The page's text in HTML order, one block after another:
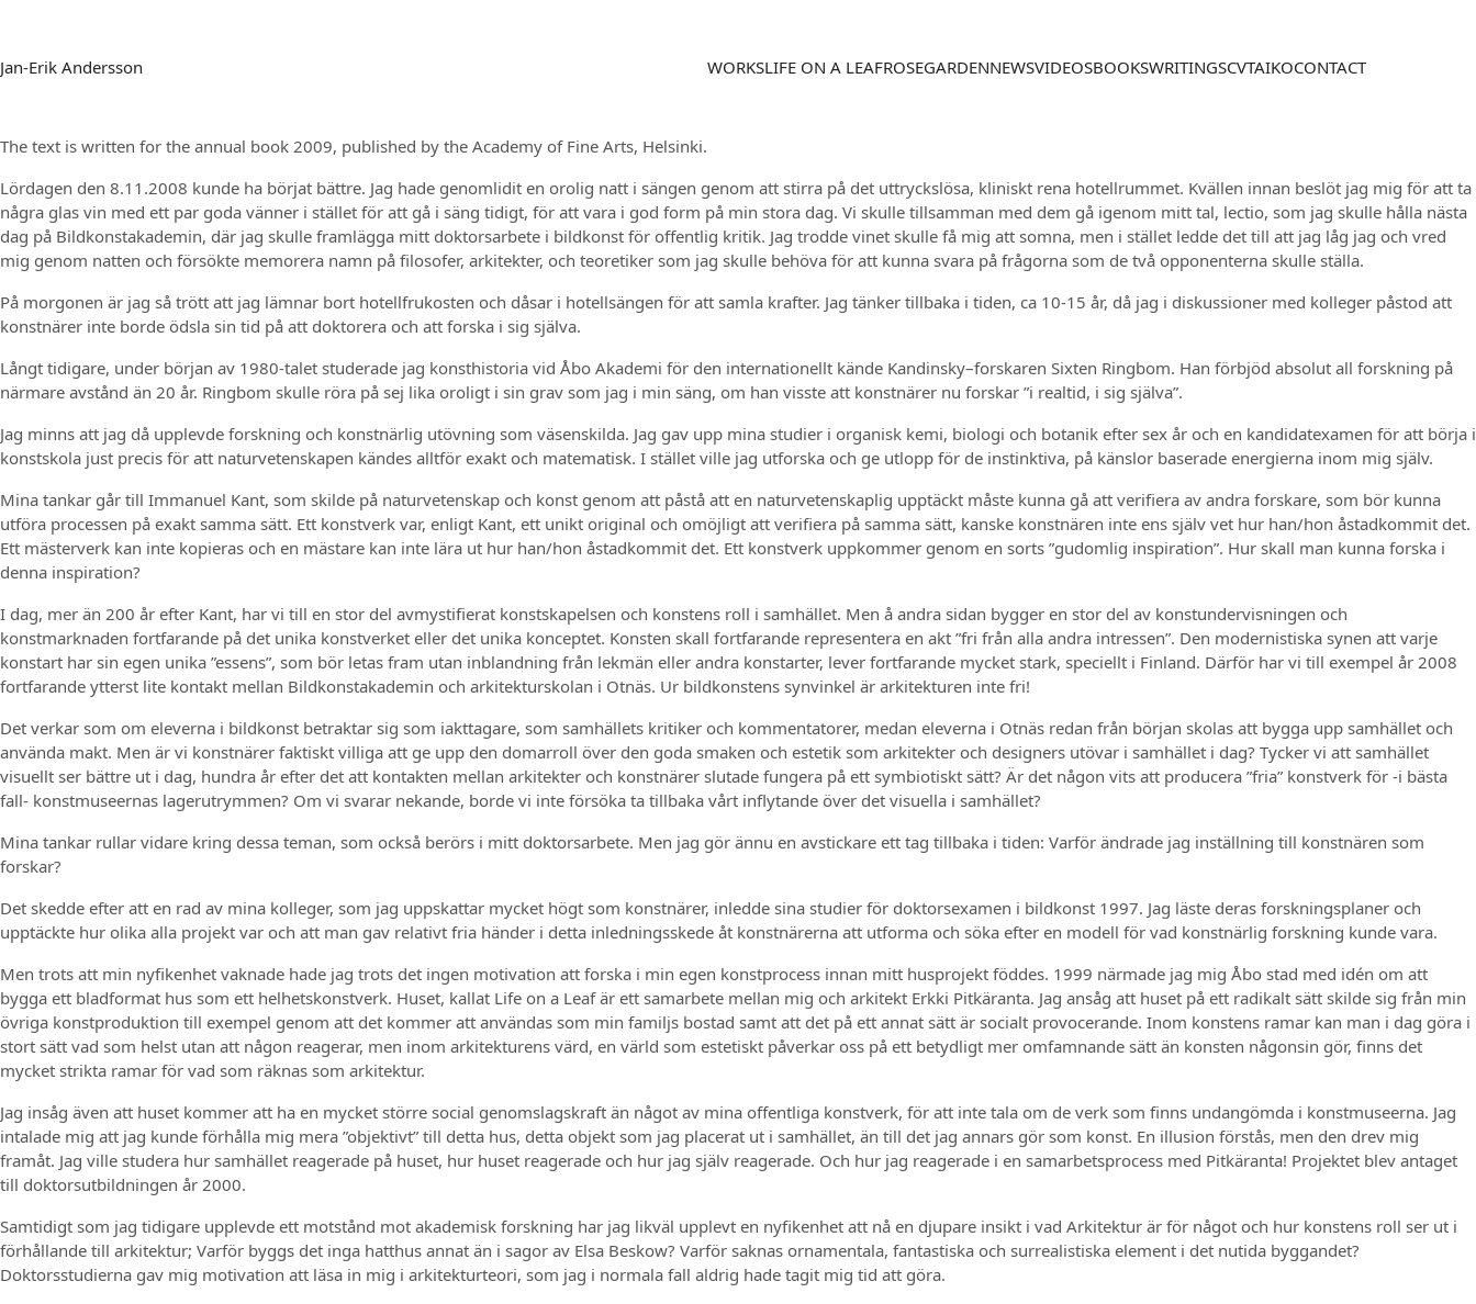
Jan-Erik Andersson WORKSLIFE ON A LEAFROSEGARDENNEWSVIDEOSBOOKSWRITINGSCVTAIKOCONTACT
The text is written for the annual book 2009, published by the Academy of Fine Arts, Helsinki.
Lördagen den 8.11.2008 kunde ha börjat bättre. Jag hade genomlidit en orolig natt i sängen genom att stirra på det uttryckslösa, kliniskt rena hotellrummet. Kvällen innan beslöt jag mig för att ta
några glas vin med ett par goda vänner i stället för att gå i säng tidigt, för att vara i god form på min stora dag. Vi skulle tillsamman med dem gå igenom mitt tal, lectio, som jag skulle hålla nästa
dag på Bildkonstakademin, där jag skulle framlägga mitt doktorsarbete i bildkonst för offentlig kritik. Jag trodde vinet skulle få mig att somna, men i stället ledde det till att jag låg jag och vred
mig genom natten och försökte memorera namn på filosofer, arkitekter, och teoretiker som jag skulle behöva för att kunna svara på frågorna som de två opponenterna skulle ställa.
På morgonen är jag så trött att jag lämnar bort hotellfrukosten och dåsar i hotellsängen för att samla krafter. Jag tänker tillbaka i tiden, ca 10-15 år, då jag i diskussioner med kolleger påstod att
konstnärer inte borde ödsla sin tid på att doktorera och att forska i sig själva.
Långt tidigare, under början av 1980-talet studerade jag konsthistoria vid Åbo Akademi för den internationellt kände Kandinsky–forskaren Sixten Ringbom. Han förbjöd absolut all forskning på
närmare avstånd än 20 år. Ringbom skulle röra på sej lika oroligt i sin grav som jag i min säng, om han visste att konstnärer nu forskar ”i realtid, i sig själva”.
Jag minns att jag då upplevde forskning och konstnärlig utövning som väsenskilda. Jag gav upp mina studier i organisk kemi, biologi och botanik efter sex år och en kandidatexamen för att börja i
konstskola just precis för att naturvetenskapen kändes alltför exakt och matematisk. I stället ville jag utforska och ge utlopp för de instinktiva, på känslor baserade energierna inom mig själv.
Mina tankar går till Immanuel Kant, som skilde på naturvetenskap och konst genom att påstå att en naturvetenskaplig upptäckt måste kunna gå att verifiera av andra forskare, som bör kunna
utföra processen på exakt samma sätt. Ett konstverk var, enligt Kant, ett unikt original och omöjligt att verifiera på samma sätt, kanske konstnären inte ens själv vet hur han/hon åstadkommit det.
Ett mästerverk kan inte kopieras och en mästare kan inte lära ut hur han/hon åstadkommit det. Ett konstverk uppkommer genom en sorts ”gudomlig inspiration”. Hur skall man kunna forska i
denna inspiration?
I dag, mer än 200 år efter Kant, har vi till en stor del avmystifierat konstskapelsen och konstens roll i samhället. Men å andra sidan bygger en stor del av konstundervisningen och
konstmarknaden fortfarande på det unika konstverket eller det unika konceptet. Konsten skall fortfarande representera en akt ”fri från alla andra intressen”. Den modernistiska synen att varje
konstart har sin egen unika ”essens”, som bör letas fram utan inblandning från lekmän eller andra konstarter, lever fortfarande mycket stark, speciellt i Finland. Därför har vi till exempel år 2008
fortfarande ytterst lite kontakt mellan Bildkonstakademin och arkitekturskolan i Otnäs. Ur bildkonstens synvinkel är arkitekturen inte fri!
Det verkar som om eleverna i bildkonst betraktar sig som iakttagare, som samhällets kritiker och kommentatorer, medan eleverna i Otnäs redan från början skolas att bygga upp samhället och
använda makt. Men är vi konstnärer faktiskt villiga att ge upp den domarroll över den goda smaken och estetik som arkitekter och designers utövar i samhället i dag? Tycker vi att samhället
visuellt ser bättre ut i dag, hundra år efter det att kontakten mellan arkitekter och konstnärer slutade fungera på ett symbiotiskt sätt? Är det någon vits att producera ”fria” konstverk för -i bästa
fall- konstmuseernas lagerutrymmen? Om vi svarar nekande, borde vi inte försöka ta tillbaka vårt inflytande över det visuella i samhället?
Mina tankar rullar vidare kring dessa teman, som också berörs i mitt doktorsarbete. Men jag gör ännu en avstickare ett tag tillbaka i tiden: Varför ändrade jag inställning till konstnären som
forskar?
Det skedde efter att en rad av mina kolleger, som jag uppskattar mycket högt som konstnärer, inledde sina studier för doktorsexamen i bildkonst 1997. Jag läste deras forskningsplaner och
upptäckte hur olika alla projekt var och att man gav relativt fria händer i detta inledningsskede åt konstnärerna att utforma och söka efter en modell för vad konstnärlig forskning kunde vara.
Men trots att min nyfikenhet vaknade hade jag trots det ingen motivation att forska i min egen konstprocess innan mitt husprojekt föddes. 1999 närmade jag mig Åbo stad med idén om att
bygga ett bladformat hus som ett helhetskonstverk. Huset, kallat Life on a Leaf är ett samarbete mellan mig och arkitekt Erkki Pitkäranta. Jag ansåg att huset på ett radikalt sätt skilde sig från min
övriga konstproduktion till exempel genom att det kommer att användas som min familjs bostad samt att det på ett annat sätt är socialt provocerande. Inom konstens ramar kan man i dag göra i
stort sätt vad som helst utan att någon reagerar, men inom arkitekturens värd, en värld som estetiskt påverkar oss på ett betydligt mer omfamnande sätt än konsten någonsin gör, finns det
mycket strikta ramar för vad som räknas som arkitektur.
Jag insåg även att huset kommer att ha en mycket större social genomslagskraft än något av mina offentliga konstverk, för att inte tala om de verk som finns undangömda i konstmuseerna. Jag
intalade mig att jag kunde förhålla mig mera ”objektivt” till detta hus, detta objekt som jag placerat ut i samhället, än till det jag annars gör som konst. En illusion förstås, men den drev mig
framåt. Jag ville studera hur samhället reagerade på huset, hur huset reagerade och hur jag själv reagerade. Och hur jag reagerade i en samarbetsprocess med Pitkäranta! Projektet blev antaget
till doktorsutbildningen år 2000.
Samtidigt som jag tidigare upplevde ett motstånd mot akademisk forskning har jag likväl upplevt en nyfikenhet att nå en djupare insikt i vad Arkitektur är för något och hur konstens roll ser ut i
förhållande till arkitektur; Varför byggs det inga hatthus annat än i sagor av Elsa Beskow? Varför saknas ornamentala, fantastiska och surrealistiska element i det nutida byggandet?
Doktorsstudierna gav mig motivation att läsa in mig i arkitekturteori, som jag i normala fall aldrig hade tagit mig tid att göra.